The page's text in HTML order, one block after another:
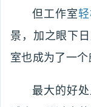
但工作室
景，加之眼下
室也成为了一个
最大的好